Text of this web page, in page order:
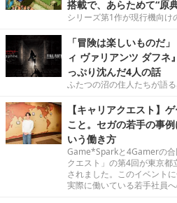
搭載で、あらためて“原
シリーズ第1作が現行機向け
「冒険は楽しいものだ
ィ ヴァリアンツ ダフネ
っぷり沈んだ4人の話
ふたつの沼の住人たちが語る
【キャリアクエスト】
こと。セガの若手の事
いう働き方
Game*Sparkと4Gamerの合
クエスト」の第4回が東京
されました。このイベント
実際に働いている若手社員